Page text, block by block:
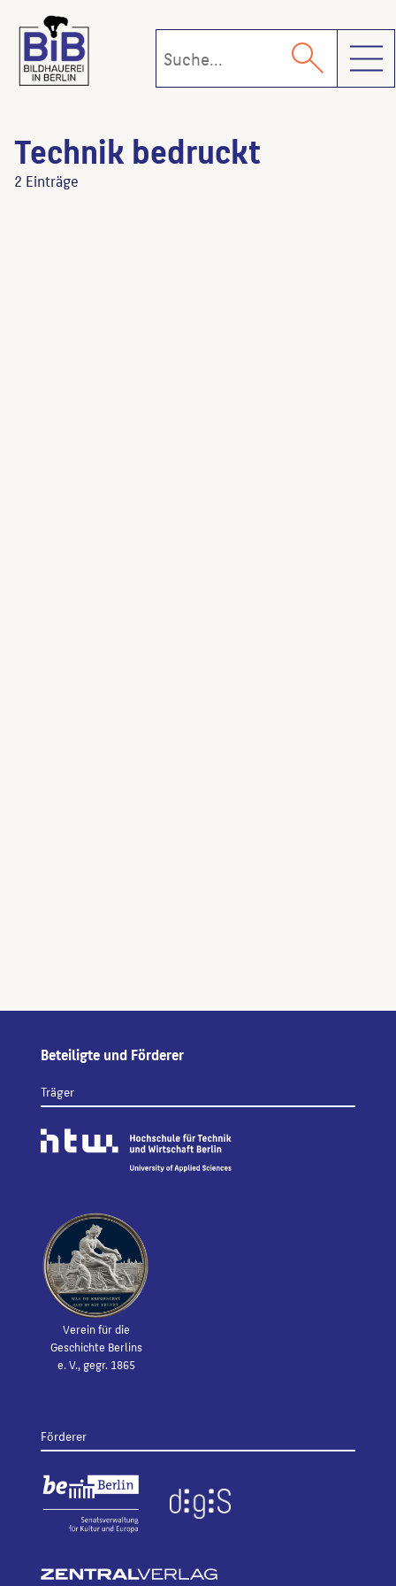
Technik bedruckt
2 Einträge
Beteiligte und Förderer
Träger
Verein für die
Geschichte Berlins
e. V., gegr. 1865
Förderer